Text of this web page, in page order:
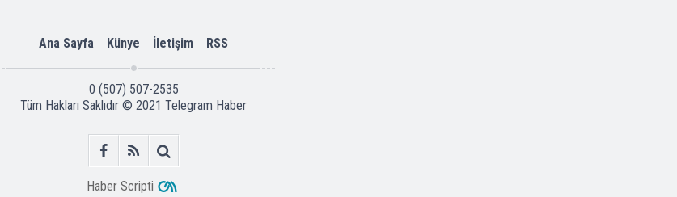
Ana Sayfa Künye İletişim RSS
0 (507) 507-2535
Tüm Hakları Saklıdır © 2021 Telegram Haber
Haber Scripti